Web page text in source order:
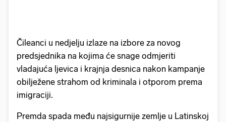
Čileanci u nedjelju izlaze na izbore za novog
predsjednika na kojima će snage odmjeriti
vladajuća ljevica i krajnja desnica nakon kampanje
obilježene strahom od kriminala i otporom prema
imigraciji.
Premda spada među najsigurnije zemlje u Latinskoj